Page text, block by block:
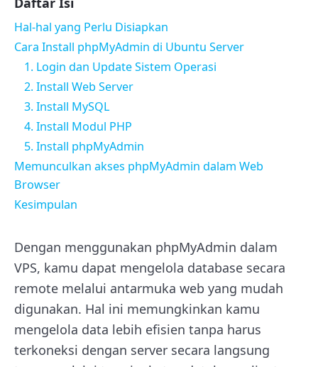
Hal-hal yang Perlu Disiapkan
Cara Install phpMyAdmin di Ubuntu Server
1. Login dan Update Sistem Operasi
2. Install Web Server
3. Install MySQL
4. Install Modul PHP
5. Install phpMyAdmin
Memunculkan akses phpMyAdmin dalam Web
Browser
Kesimpulan
Dengan menggunakan phpMyAdmin dalam
VPS, kamu dapat mengelola database secara
remote melalui antarmuka web yang mudah
digunakan. Hal ini memungkinkan kamu
mengelola data lebih efisien tanpa harus
terkoneksi dengan server secara langsung